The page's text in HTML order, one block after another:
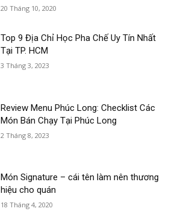
20 Tháng 10, 2020
Top 9 Địa Chỉ Học Pha Chế Uy Tín Nhất
Tại TP. HCM
3 Tháng 3, 2023
Review Menu Phúc Long: Checklist Các
Món Bán Chạy Tại Phúc Long
2 Tháng 8, 2023
Món Signature – cái tên làm nên thương
hiệu cho quán
18 Tháng 4, 2020